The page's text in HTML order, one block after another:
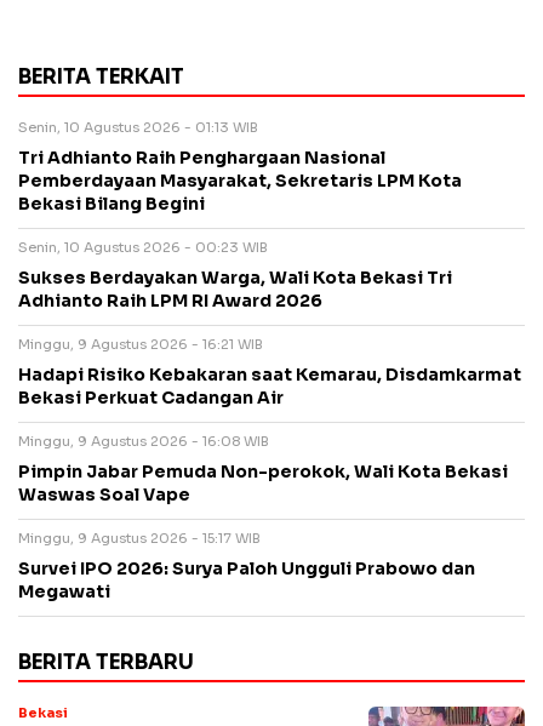
BERITA TERKAIT
Senin, 10 Agustus 2026 - 01:13 WIB
Tri Adhianto Raih Penghargaan Nasional
Pemberdayaan Masyarakat, Sekretaris LPM Kota
Bekasi Bilang Begini
Senin, 10 Agustus 2026 - 00:23 WIB
Sukses Berdayakan Warga, Wali Kota Bekasi Tri
Adhianto Raih LPM RI Award 2026
Minggu, 9 Agustus 2026 - 16:21 WIB
Hadapi Risiko Kebakaran saat Kemarau, Disdamkarmat
Bekasi Perkuat Cadangan Air
Minggu, 9 Agustus 2026 - 16:08 WIB
Pimpin Jabar Pemuda Non-perokok, Wali Kota Bekasi
Waswas Soal Vape
Minggu, 9 Agustus 2026 - 15:17 WIB
Survei IPO 2026: Surya Paloh Ungguli Prabowo dan
Megawati
BERITA TERBARU
Bekasi